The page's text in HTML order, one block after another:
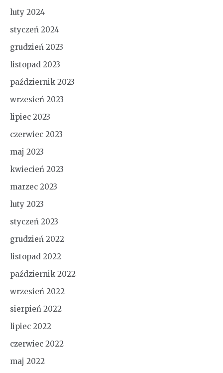
luty 2024
styczeń 2024
grudzień 2023
listopad 2023
październik 2023
wrzesień 2023
lipiec 2023
czerwiec 2023
maj 2023
kwiecień 2023
marzec 2023
luty 2023
styczeń 2023
grudzień 2022
listopad 2022
październik 2022
wrzesień 2022
sierpień 2022
lipiec 2022
czerwiec 2022
maj 2022